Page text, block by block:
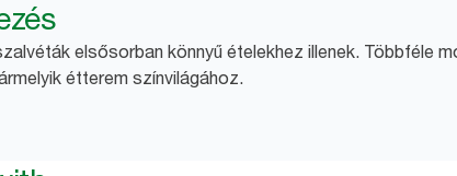
elsősorban könnyű ételekhez illenek. Többféle
étterem színvilágához.